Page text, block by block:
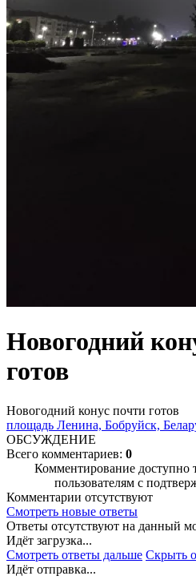
Новогодний
готов
Новогодний конус почти готов
площадь Ленина, Бобруйск,
ОБСУЖДЕНИЕ
Всего комментариев: 0
Комментирование доступно
пользователям с
Комментарии отсутствуют
Смотреть новые ответы
Ответы отсутствуют на данный
Идёт загрузка...
Смотреть ответы дальше Скрыть
Идёт отправка...